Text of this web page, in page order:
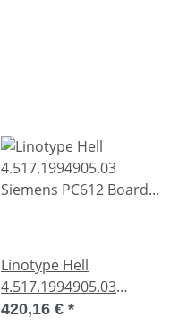
Linotype Hell
4.517.1994905.03
Siemens PC612 Board
420,16 € *